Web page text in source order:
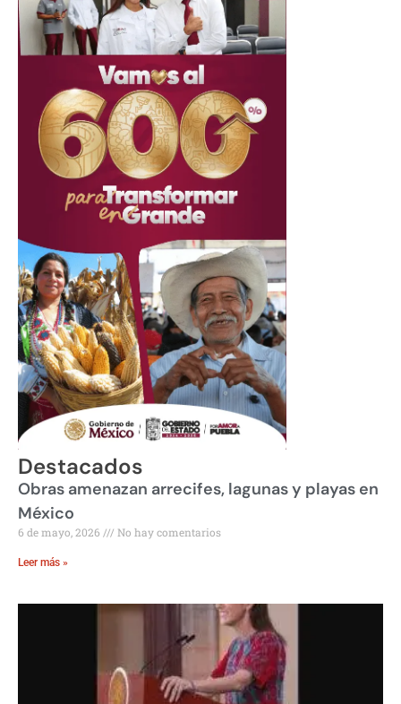
Destacados
Obras amenazan arrecifes, lagunas y playas en
México
6 de mayo, 2026 No hay comentarios
Leer más »